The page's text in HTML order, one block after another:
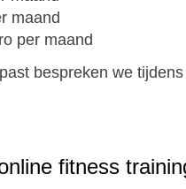
maand
per maand
bespreken we
fitness